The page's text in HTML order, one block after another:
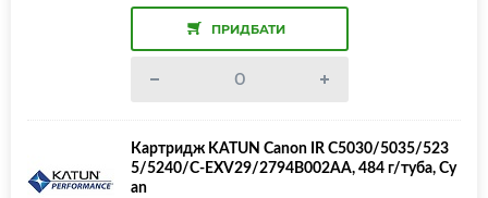
ПРИДБАТИ
Картридж KATUN Canon IR C5030/5035/523
5/5240/C-EXV29/2794B002AA, 484 г/туба, Cy
an